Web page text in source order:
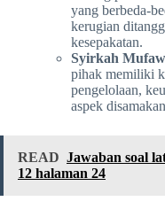
yang berbeda-
kerugian
kesepakatan.
Syirkah
pihak memiliki
pengelolaan,
aspek
READ Jawaban soal
12 halaman 24